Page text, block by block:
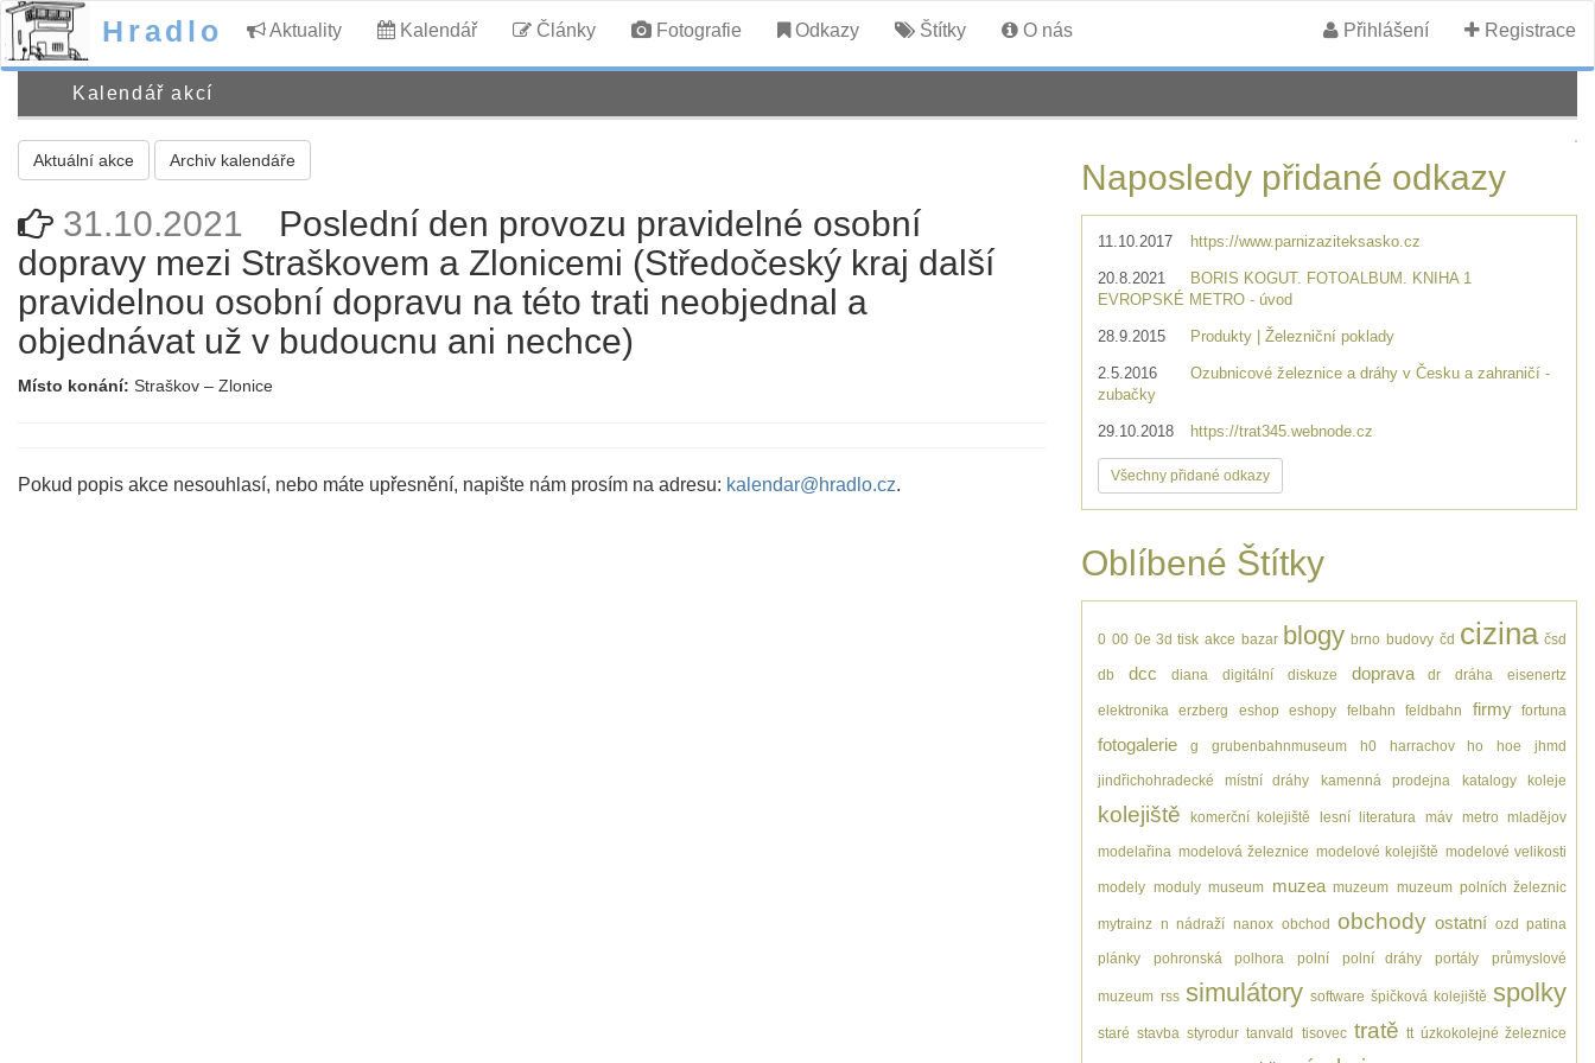
Hradlo Aktuality Kalendář Články Fotografie Odkazy Štítky O nás Přihlášení Registrace
Kalendář akcí
Aktuální akce Archiv kalendáře
31.10.2021
Poslední den provozu pravidelné osobní
dopravy mezi Straškovem a Zlonicemi (Středočeský kraj další
pravidelnou osobní dopravu na této trati neobjednal a
objednávat už v budoucnu ani nechce)
Místo konání: Straškov – Zlonice
Pokud popis akce nesouhlasí, nebo máte upřesnění, napište nám prosím na adresu: kalendar@hradlo.cz.
Naposledy přidané odkazy
11.10.2017 https://www.parnizaziteksasko.cz
20.8.2021
BORIS KOGUT. FOTOALBUM. KNIHA 1
EVROPSKÉ METRO - úvod
28.9.2015 Produkty | Železniční poklady
2.5.2016
Ozubnicové železnice a dráhy v Česku a zahraničí -
zubačky
29.10.2018 https://trat345.webnode.cz
Všechny přidané odkazy
Oblíbené Štítky
0 00 0e 3d tisk akce bazar blogy brno budovy čd cizina čsd
db dcc diana digitální diskuze doprava dr dráha eisenertz
elektronika erzberg eshop eshopy felbahn feldbahn firmy fortuna
fotogalerie g grubenbahnmuseum h0 harrachov ho hoe jhmd
jindřichohradecké místní dráhy kamenná prodejna katalogy koleje
kolejiště komerční kolejiště lesní literatura máv metro mladějov
modelařina modelová železnice modelové kolejiště modelové velikosti
modely moduly museum muzea muzeum muzeum polních železnic
mytrainz n nádraží nanox obchod obchody ostatní ozd patina
plánky pohronská polhora polní polní dráhy portály průmyslové
muzeum rss simulátory software špičková kolejiště spolky
staré stavba styrodur tanvald tisovec tratě tt úzkokolejné železnice